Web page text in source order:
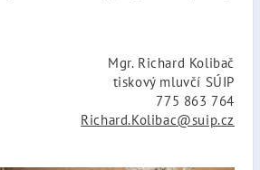
Mgr. Richard Kolibač
tiskový mluvčí SÚIP
775 863 764
Richard.Kolibac@suip.cz